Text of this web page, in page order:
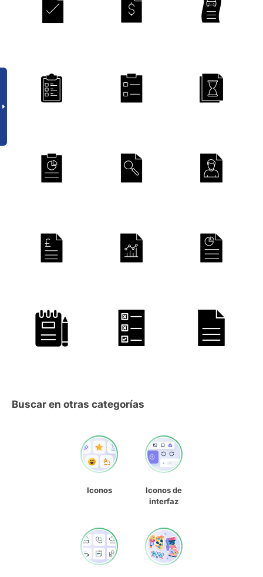
Buscar en otras categorías
Iconos
Iconos de
interfaz